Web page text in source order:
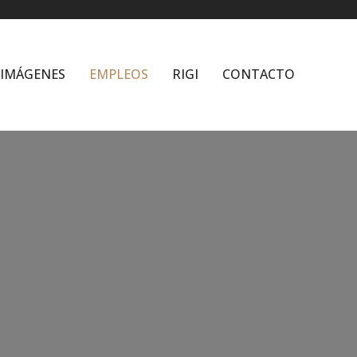
IMÁGENES EMPLEOS RIGI CONTACTO